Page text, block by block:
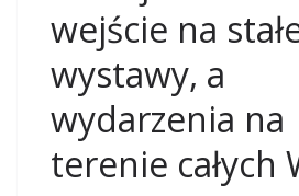
wejście na
wystawy, a
wydarzenia na
terenie całych